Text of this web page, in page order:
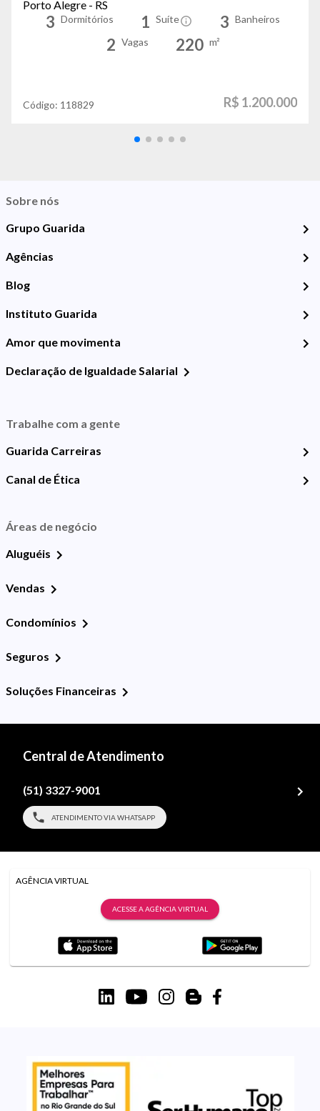
Porto Alegre - RS
3 Dormitórios 1 Suíte 3 Banheiros
2 Vagas 220 m²
Código: 118829 R$ 1.200.000
Sobre nós
Grupo Guarida
Agências
Blog
Instituto Guarida
Amor que movimenta
Declaração de Igualdade Salarial
Trabalhe com a gente
Guarida Carreiras
Canal de Ética
Áreas de negócio
Aluguéis
Vendas
Condomínios
Seguros
Soluções Financeiras
Central de Atendimento
(51) 3327-9001
ATENDIMENTO VIA WHATSAPP
AGÊNCIA VIRTUAL
ACESSE A AGÊNCIA VIRTUAL